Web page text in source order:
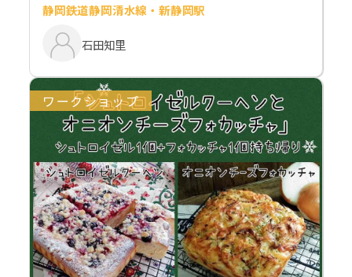
静岡鉄道静岡清水線・新静岡駅
石田知里
ワークショップ